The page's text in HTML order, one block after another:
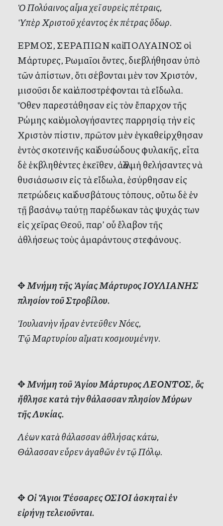
Ὁ Πολύαινος αἷμα χεῖ συρεὶς πέτραις,
Ὑπὲρ Χριστοῦ χέαντος ἐκ πέτρας ὕδωρ.
ΕΡΜΟΣ, ΣΕΡΑΠΙΩΝ καὶ ΠΟΛΥΑΙΝΟΣ οἱ
Μάρτυρες, Ρωμαῖοι ὄντες, διεβλήθησαν ὑπὸ
τῶν ἀπίστων, ὅτι σέβονται μὲν τον Χριστόν,
μισοῦσι δε καὶ ἀποστρέφονται τὰ εἴδωλα.
Ὅθεν παρεστάθησαν εἰς τὸν ἔπαρχον τῆς
Ρώμης καὶ ὁμολογήσαντες παρρησίᾳ τὴν εἰς
Χριστὸν πίστιν, πρῶτον μὲν ἐγκαθείρχθησαν
ἐντὸς σκοτεινῆς καὶ δυσώδους φυλακῆς, εἶτα
δὲ ἐκβληθέντες ἐκεῖθεν, ἀλλὰ μὴ θελήσαντες νὰ
θυσιάσωσιν εἰς τὰ εἴδωλα, ἐσύρθησαν εἰς
πετρώδεις καὶ δυσβάτους τόπους, οὕτω δὲ ἐν
τῇ βασάνῳ ταύτῃ παρέδωκαν τὰς ψυχάς των
εἰς χεῖρας Θεοῦ, παρ’ οὗ ἔλαβον τῆς
ἀθλήσεως τοὺς ἀμαράντους στεφάνους.
✥Μνήμη τῆς Ἁγίας Μάρτυρος ΙΟΥΛΙΑΝΗΣ
πλησίον τοῦ Στροβίλου.
Ἰουλιανὴν ἦραν ἐντεῦθεν Νόες,
Τῷ Μαρτυρίου αἵματι κοσμουμένην.
✥Μνήμη τοῦ Ἁγίου Μάρτυρος ΛΕΟΝΤΟΣ, ὃς
ἤθλησε κατὰ τὴν θάλασσαν πλησίον Μύρων
τῆς Λυκίας.
Λέων κατὰ θάλασσαν ἀθλήσας κάτω,
Θάλασσαν εὗρεν ἀγαθῶν ἐν τῷ Πόλῳ.
✥Οἱ Ἅγιοι Τέσσαρες ΟΣΙΟΙ ἀσκηταὶ ἐν
εἰρήνῃ τελειοῦνται.